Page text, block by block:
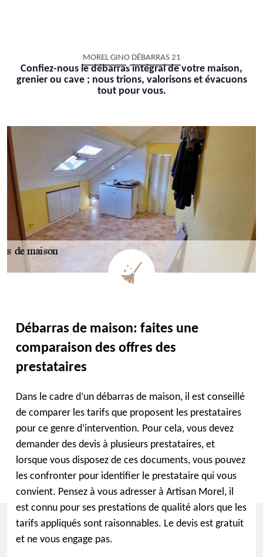
MOREL GINO DÉBARRAS 21
Confiez-nous le débarras intégral de votre maison,
grenier ou cave ; nous trions, valorisons et évacuons
tout pour vous.
Débarras de maison: faites une
comparaison des offres des
prestataires
Dans le cadre d’un débarras de maison, il est conseillé
de comparer les tarifs que proposent les prestataires
pour ce genre d’intervention. Pour cela, vous devez
demander des devis à plusieurs prestataires, et
lorsque vous disposez de ces documents, vous pouvez
les confronter pour identifier le prestataire qui vous
convient. Pensez à vous adresser à Artisan Morel, il
est connu pour ses prestations de qualité alors que les
tarifs appliqués sont raisonnables. Le devis est gratuit
et ne vous engage pas.